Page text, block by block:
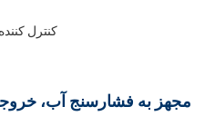
مجهز به فشارسنج آب،